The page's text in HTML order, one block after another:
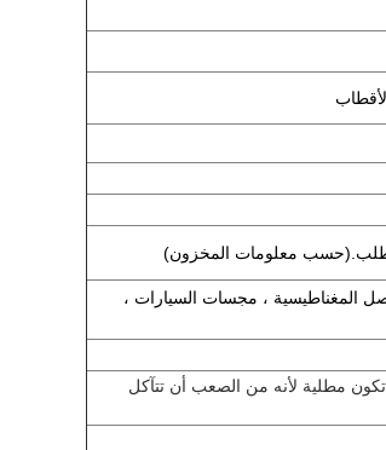
المغناطيسية ، مجسات السيارات ،
مطلية لأنه من الصعب أن تتآكل